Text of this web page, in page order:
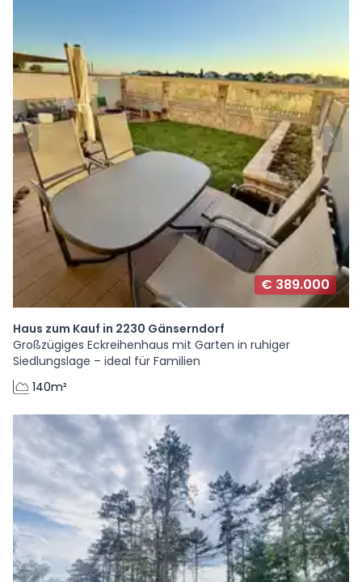
€ 389.000
Haus zum Kauf in 2230 Gänserndorf
Großzügiges Eckreihenhaus mit Garten in ruhiger
Siedlungslage – ideal für Familien
140m²